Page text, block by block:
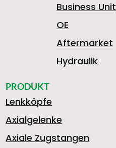
Business Unit
OE
Aftermarket
Hydraulik
PRODUKT
Lenkköpfe
Axialgelenke
Axiale Zugstangen